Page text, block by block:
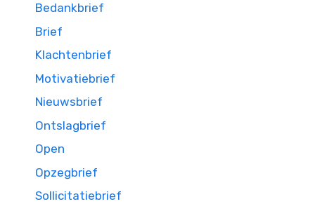
Bedankbrief
Brief
Klachtenbrief
Motivatiebrief
Nieuwsbrief
Ontslagbrief
Open
Opzegbrief
Sollicitatiebrief